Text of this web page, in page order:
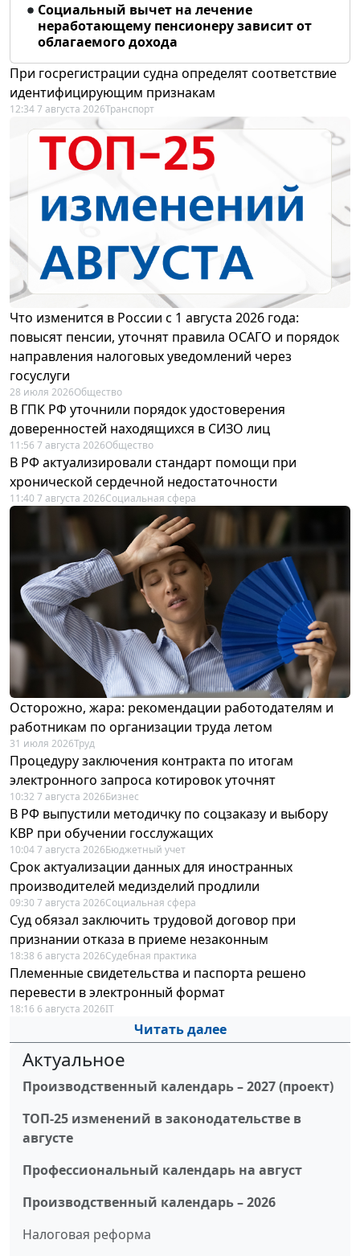
Социальный вычет на лечение
неработающему пенсионеру зависит от
облагаемого дохода
При госрегистрации судна определят соответствие
идентифицирующим признакам
12:34 7 августа 2026Транспорт
Что изменится в России с 1 августа 2026 года:
повысят пенсии, уточнят правила ОСАГО и порядок
направления налоговых уведомлений через
госуслуги
28 июля 2026Общество
В ГПК РФ уточнили порядок удостоверения
доверенностей находящихся в СИЗО лиц
11:56 7 августа 2026Общество
В РФ актуализировали стандарт помощи при
хронической сердечной недостаточности
11:40 7 августа 2026Социальная сфера
Осторожно, жара: рекомендации работодателям и
работникам по организации труда летом
31 июля 2026Труд
Процедуру заключения контракта по итогам
электронного запроса котировок уточнят
10:32 7 августа 2026Бизнес
В РФ выпустили методичку по соцзаказу и выбору
КВР при обучении госслужащих
10:04 7 августа 2026Бюджетный учет
Срок актуализации данных для иностранных
производителей медизделий продлили
09:30 7 августа 2026Социальная сфера
Суд обязал заключить трудовой договор при
признании отказа в приеме незаконным
18:38 6 августа 2026Судебная практика
Племенные свидетельства и паспорта решено
перевести в электронный формат
18:16 6 августа 2026IT
Читать далее
Актуальное
Производственный календарь – 2027 (проект)
ТОП-25 изменений в законодательстве в
августе
Профессиональный календарь на август
Производственный календарь – 2026
Налоговая реформа